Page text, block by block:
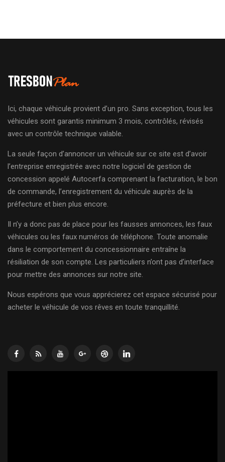
Ici, chaque véhicule provient d’un pro. Sans exception, tous les
véhicules sont garantis minimum 3 mois, contrôlés, révisés
avec un contrôle technique valable.
La seule façon d’annoncer un véhicule sur ce site est d’avoir
l’entreprise enregistrée avec notre logiciel de gestion de
concession appelé Autocerfa comprenant la facturation, le bon
de commande, l’enregistrement du véhicule auprès de la
préfecture et bien plus encore.
Il n’y a donc pas de place pour les fausses annonces, les faux
véhicules ou les faux numéros de téléphone. Toute anomalie
dans le comportement du concessionnaire entraîne la
résiliation de son compte. Les particuliers n’ont pas d’interface
pour mettre des annonces sur notre site.
Nous espérons que vous apprécierez cet espace sécurisé pour
acheter le véhicule de vos rêves en toute tranquillité.